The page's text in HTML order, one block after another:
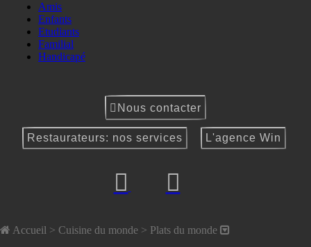
Amis
Enfants
Etudiants
Familial
Handicapé
Nous contacter
Restaurateurs: nos services L'agence Win
Accueil > Cuisine du monde > Plats du monde